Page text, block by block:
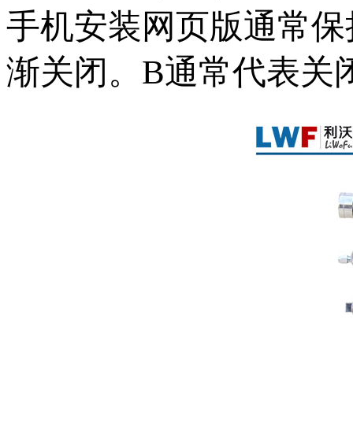
手机安装网页版通常保
渐关闭。B通常代表关